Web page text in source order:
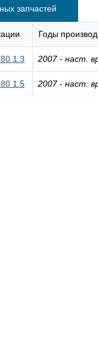
запчастей
Годы
1.3 2007- наст.
1.5 2007- наст.